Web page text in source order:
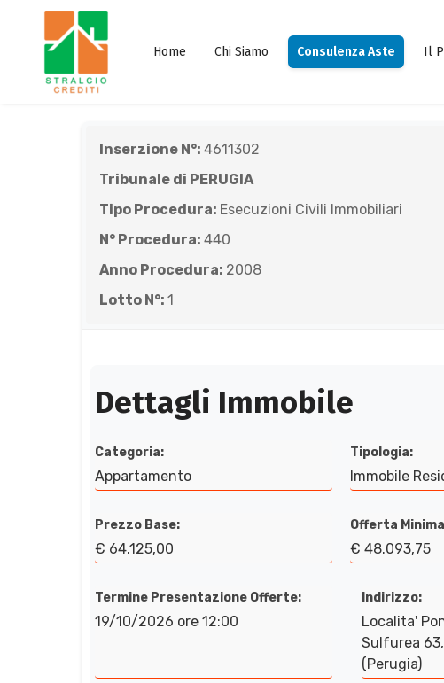
Home Chi Siamo Consulenza Aste Il
Inserzione N°: 4611302
Tribunale di PERUGIA
Tipo Procedura: Esecuzioni Civili Immobiliari
N° Procedura: 440
Anno Procedura: 2008
Lotto N°: 1
Dettagli Immobile
Categoria:
Appartamento
Tipologia:
Immobile
Prezzo Base:
€ 64.125,00
Offerta
€ 48.093,75
Termine Presentazione Offerte:
19/10/2026 ore 12:00
Indirizzo:
Localita'
Sulfurea
(Perugia)